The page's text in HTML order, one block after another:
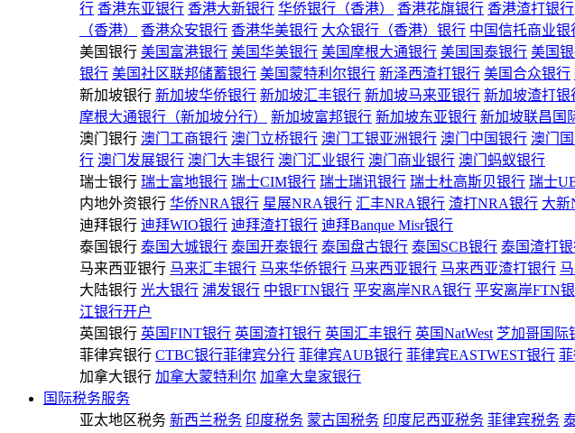
行 香港东亚银行 香港大新银行 华侨银行（香港） 香港花旗银行 香港渣打银行
（香港）
香港众安银行 香港华美银行 大众银行（香港）银行 中国信托商业银
美国银行 美国富港银行 美国华美银行 美国摩根大通银行 美国国泰银行 美国
银行 美国社区联邦储蓄银行 美国蒙特利尔银行 新泽西渣打银行 美国合众银行
新加坡银行 新加坡华侨银行 新加坡汇丰银行 新加坡马来亚银行 新加坡渣打银
摩根大通银行（新加坡分行）
新加坡富邦银行 新加坡东亚银行 新加坡联昌国
澳门银行 澳门工商银行 澳门立桥银行 澳门工银亚洲银行 澳门中国银行 澳门
行 澳门发展银行 澳门大丰银行 澳门汇业银行 澳门商业银行 澳门蚂蚁银行
瑞士银行 瑞士富地银行 瑞士CIM银行 瑞士瑞讯银行 瑞士杜高斯贝银行 瑞士
内地外资银行 华侨NRA银行 星展NRA银行 汇丰NRA银行 渣打NRA银行 大新
迪拜银行 迪拜WIO银行 迪拜渣打银行 迪拜Banque Misr银行
泰国银行 泰国大城银行 泰国开泰银行 泰国盘古银行 泰国SCB银行 泰国渣打
马来西亚银行 马来汇丰银行 马来华侨银行 马来西亚银行 马来西亚渣打银行
大陆银行 光大银行 浦发银行 中银FTN银行 平安离岸NRA银行 平安离岸FTN
江银行开户
英国银行 英国FINT银行 英国渣打银行 英国汇丰银行 英国NatWest 芝加哥国际
菲律宾银行 CTBC银行菲律宾分行 菲律宾AUB银行 菲律宾EASTWEST银行
加拿大银行 加拿大蒙特利尔 加拿大皇家银行
国际税务服务
亚太地区税务 新西兰税务 印度税务 蒙古国税务 印度尼西亚税务 菲律宾税务